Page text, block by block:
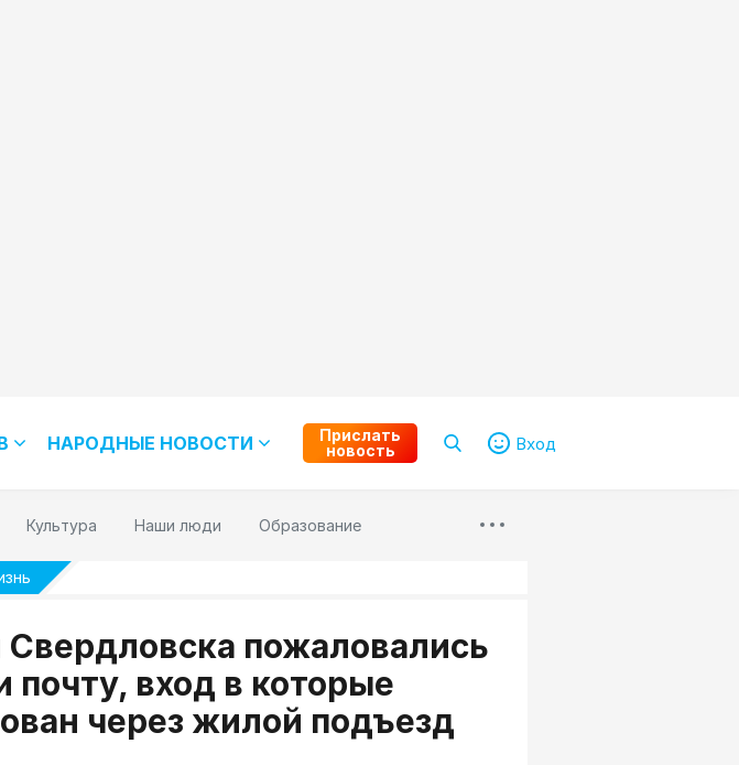
НАРОДНЫЕ НОВОСТИ
Прислать
новость
Вход
Культура Наши люди Образование
пожаловались
почту, вход в которые
через жилой подъезд